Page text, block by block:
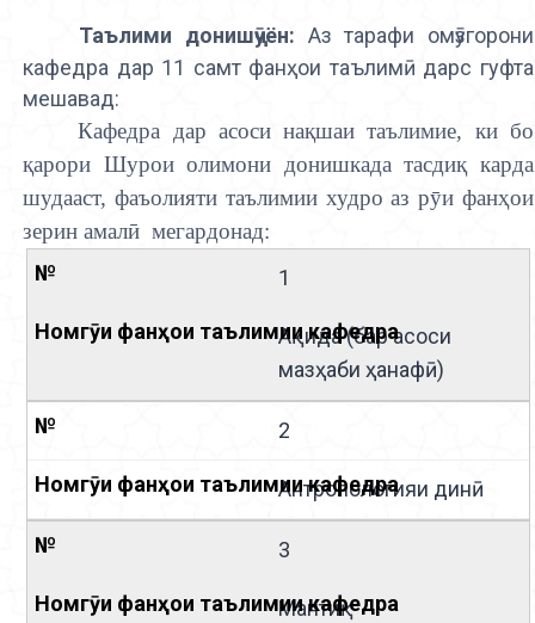
Таълими донишҷӯён: Аз тарафи омӯзгорони
кафедра дар 11 самт фанҳои таълимӣ дарс гуфта
мешавад:
Кафедра дар асоси нақшаи таълимие, ки бо
қарори Шурои олимони донишкада тасдиқ карда
шудааст, фаъолияти таълимии худро аз рӯи фанҳои
зерин амалӣ мегардонад:
1
Ақида (бар асоси
мазҳаби ҳанафӣ)
2
Антропологияи динӣ
3
Мантиқ